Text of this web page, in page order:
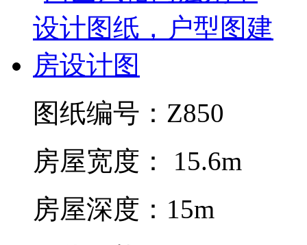
图纸编号：Z850
房屋宽度： 15.6m
房屋深度：15m